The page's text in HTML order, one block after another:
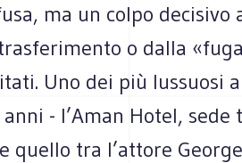
ma un colpo decisivo
o dalla
Uno dei più lussuosi
- l’Aman Hotel, sede
quello tra l’attore